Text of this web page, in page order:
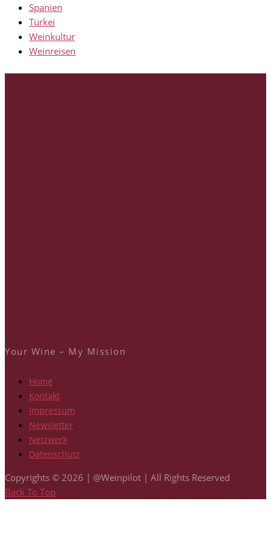
Spanien
Türkei
Weinkultur
Weinreisen
Your Wine – My Mission
Home
Kontakt
Impressum
Newsletter
Netzwerk
Datenschutz
Copyrights © 2026 | @Weinpilot | All Rights Reserved
Back To Top